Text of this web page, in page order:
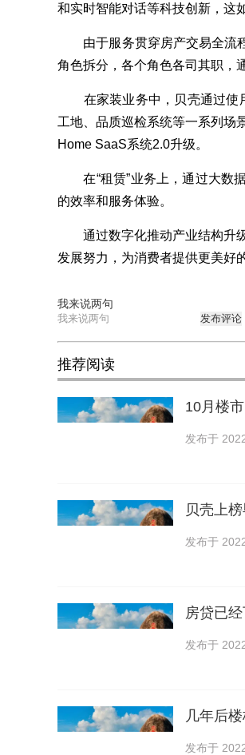
和实时智能对话等科技创新，这
由于服务贯穿房产交易全流程
角色拆分，各个角色各司其职，
在家装业务中，贝壳通过使
工地、品质巡检系统等一系列场
Home SaaS系统2.0升级。
在“租赁”业务上，通过大数据
的效率和服务体验。
通过数字化推动产业结构升级
发展努力，为消费者提供更美好
我来说两句
发布评论
推荐阅读
10月楼
发布于
贝壳上
发布于
房贷已
发布于
几年后
发布于